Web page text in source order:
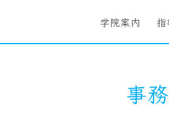
学院案内
事